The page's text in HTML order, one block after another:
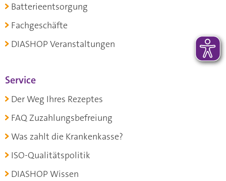
Batterieentsorgung
Fachgeschäfte
DIASHOP Veranstaltungen
Service
Der Weg Ihres Rezeptes
FAQ Zuzahlungsbefreiung
Was zahlt die Krankenkasse?
ISO-Qualitätspolitik
DIASHOP Wissen